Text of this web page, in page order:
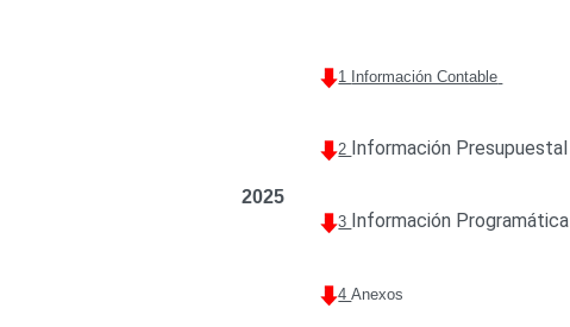
2025
1 Información Contable
2 Información Presupuestal
3 Información Programática
4Anexos